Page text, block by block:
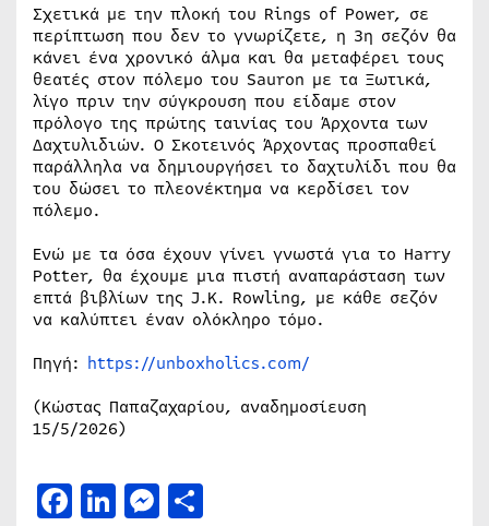
Σχετικά με την πλοκή του Rings of Power, σε
περίπτωση που δεν το γνωρίζετε, η 3η σεζόν θα
κάνει ένα χρονικό άλμα και θα μεταφέρει τους
θεατές στον πόλεμο του Sauron με τα Ξωτικά,
λίγο πριν την σύγκρουση που είδαμε στον
πρόλογο της πρώτης ταινίας του Άρχοντα των
Δαχτυλιδιών. Ο Σκοτεινός Άρχοντας προσπαθεί
παράλληλα να δημιουργήσει το δαχτυλίδι που θα
του δώσει το πλεονέκτημα να κερδίσει τον
πόλεμο.
Ενώ με τα όσα έχουν γίνει γνωστά για το Harry
Potter, θα έχουμε μια πιστή αναπαράσταση των
επτά βιβλίων της J.K. Rowling, με κάθε σεζόν
να καλύπτει έναν ολόκληρο τόμο.
Πηγή: https://unboxholics.com/
(Κώστας Παπαζαχαρίου, αναδημοσίευση
15/5/2026)
Facebook
LinkedIn
Messenger